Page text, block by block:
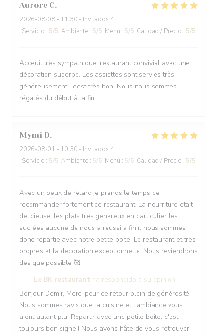
Aurore C
2026-08-08 - 11:30 - Invitados 4
Servicio : 5/5 Ambiente : 5/5 Menú : 5/5 Calidad / Precio : 5/5
Acceuil très sympathique, restaurant convivial avec une
décoration superbe. Les assiettes sont servies très
généreusement , c’est très bon. Nous nous sommes
régalés du début à la fin .
Mymi D
2026-08-01 - 10:30 - Invitados 4
Servicio : 5/5 Ambiente : 5/5 Menú : 5/5 Calidad / Precio : 5/5
Avec un peux de retard je prends le temps de
recommander fortement ce restaurant. La nourriture etait
delicieuse, les plats tres genereux en particulier les
sucrées aucune de nous a reussi a finir, nous sommes
donc repartie avec notre petite boite. Le restaurant et tres
propres et la decoration exceptionnelle. Nous reviendrons
des que possible 🥰
Le BK restaurant ha respondido a su opinión
Bonjour Demir, Merci pour ce retour plein de générosité !
Nous sommes ravis que la cuisine et l'ambiance vous
aient autant plu. Repartir avec une petite boite, c'est
toujours bon signe ! Nous avons hâte de vous retrouver